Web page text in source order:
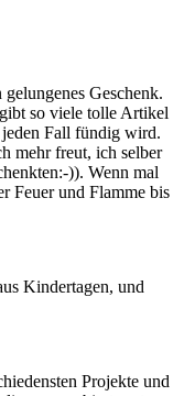
Geschenk.
so viele tolle Artikel
jeden Fall fündig wird.
mehr freut, ich selber
)). Wenn mal
Feuer und Flamme bis
Kindertagen, und
Projekte und